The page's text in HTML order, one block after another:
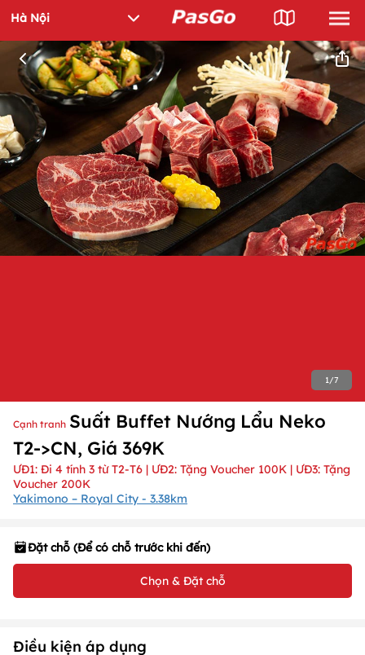
1/7
Cạnh tranh Suất Buffet Nướng Lẩu Neko
T2->CN, Giá 369K
ƯĐ1: Đi 4 tính 3 từ T2-T6 | ƯĐ2: Tặng Voucher 100K | ƯĐ3: Tặng
Voucher 200K
Yakimono – Royal City - 3.38km
Đặt chỗ (Để có chỗ trước khi đến)
Chọn & Đặt chỗ
Điều kiện áp dụng